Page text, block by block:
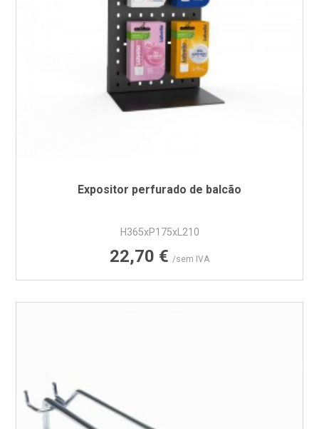
Expositor perfurado de balcão
H365xP175xL210
Preço
22,70 € /sem IVA